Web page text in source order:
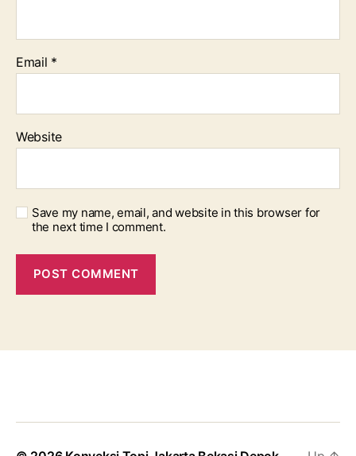
Email *
Website
Save my name, email, and website in this browser for
the next time I comment.